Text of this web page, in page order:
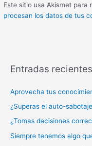
Este sitio usa Akismet para
procesan los datos de tus
Entradas recientes
Aprovecha tus
¿Superas el auto-
¿Tomas decisiones
Siempre tenemos algo